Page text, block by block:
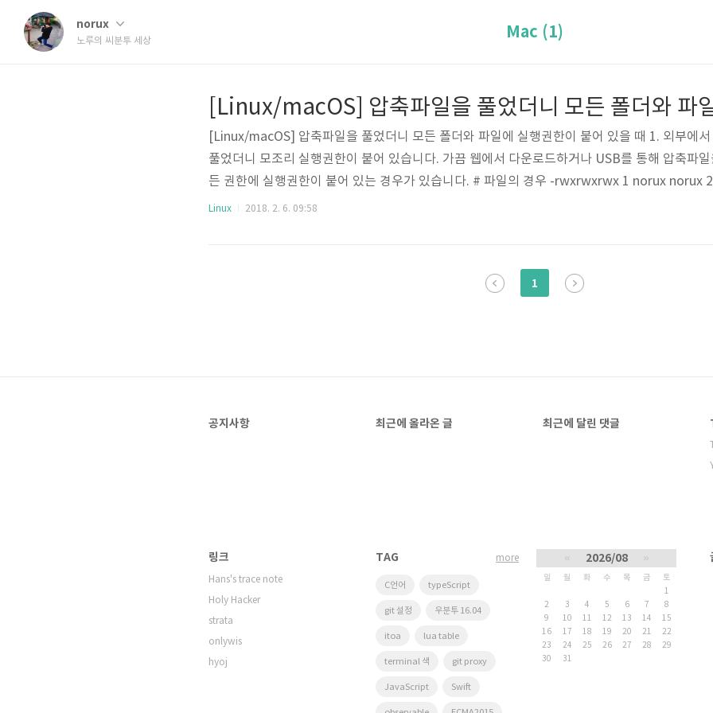
norux
노루의 씨분투 세상 Mac (1)
[Linux/macOS] 압축파일을 풀었더니 모든 폴더와 파일에 실행권한이 붙어 있을 때 1. 외부에
풀었더니 모조리 실행권한이 붙어 있습니다. 가끔 웹에서 다운로드하거나 USB를 통해 압축파
든 권한에 실행권한이 붙어 있는 경우가 있습니다. # 파일의 경우 -rwxrwxrwx 1 norux norux
rwxrwxrwx 1 norux norux 3 directory 위 처럼 777 권한이 모조리 붙어있는 경우가 있습니다.
Linux 2018. 2. 6. 09:58
1
공지사항 최근에 올라온 글 최근에 달린 댓글
링크
Hans's trace note
Holy Hacker
strata
onlywis
hyoj
TAG
C언어 typeScript
git 설정 우분투 16.04
itoa lua table
terminal 색 git proxy
JavaScript Swift
more 2026/08
일 월 화 수 목 금
토
1
2
3 4 5 6 7
8
9
10 11 12 13 14
15
16
17 18 19 20 21
22
23
24 25 26 27 28
29
30
31